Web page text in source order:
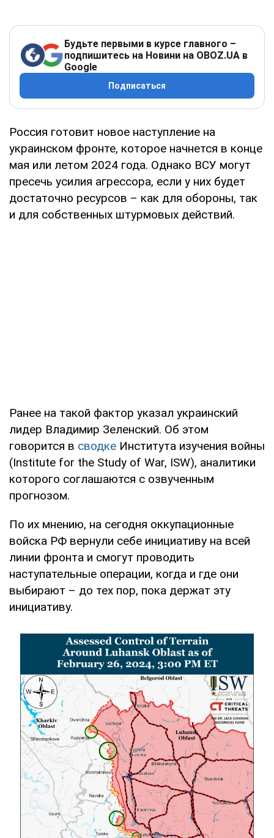
Будьте первыми в курсе главного –
подпишитесь на Новини на OBOZ.UA в
Google
Подписаться
Россия готовит новое наступление на
украинском фронте, которое начнется в конце
мая или летом 2024 года. Однако ВСУ могут
пресечь усилия агрессора, если у них будет
достаточно ресурсов – как для обороны, так
и для собственных штурмовых действий.
Ранее на такой фактор указал украинский
лидер Владимир Зеленский. Об этом
говорится в сводке Института изучения войны
(Institute for the Study of War, ISW), аналитики
которого соглашаются с озвученным
прогнозом.
По их мнению, на сегодня оккупационные
войска РФ вернули себе инициативу на всей
линии фронта и смогут проводить
наступательные операции, когда и где они
выбирают – до тех пор, пока держат эту
инициативу.